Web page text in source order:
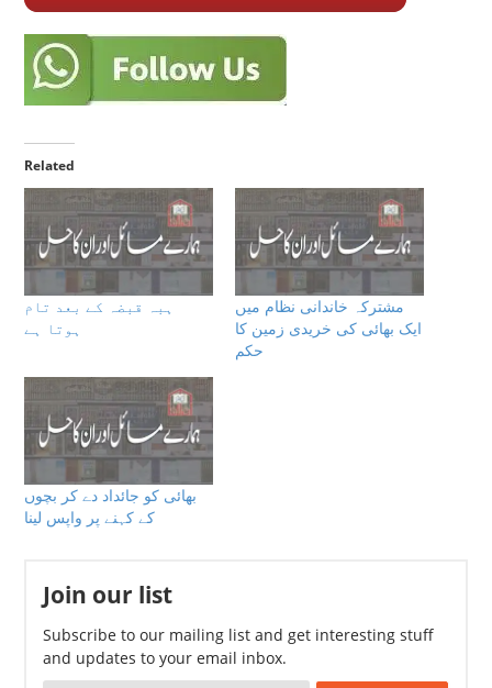
Related
ہبہ قبضہ کے بعد تام
ہوتا ہے
مشترکہ خاندانی نظام میں
ایک بھائی کی خریدی زمین کا
حکم
بھائی کو جائداد دے کر بچوں
Join our list
Subscribe to our mailing list and get interesting stuff
and updates to your email inbox.